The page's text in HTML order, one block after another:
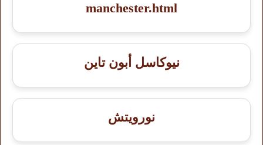
manchester.html
نيوكاسل أبون تاين
نورويتش